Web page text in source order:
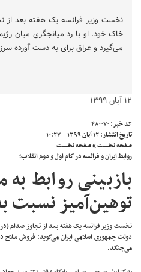
خاک خود. او با رد میانجگری میان
می‌گیرد و عراق برای به دست آورده سرزمین‌هایش طبق
۱۲ آبان ۱۳۹۹
کد خبر: ۴۸۰۰۷۰
تاریخ انتشار:۱۲ آبان ۱۳۹۹ – ۱۰:۲۷
صفحه نخست»صفحه نخست
روابط ایران و فرانسه در گام اول و دوم انقلاب؛
بازبینی روابط
توهین‌آمیز نسبت
می‌جنگد.